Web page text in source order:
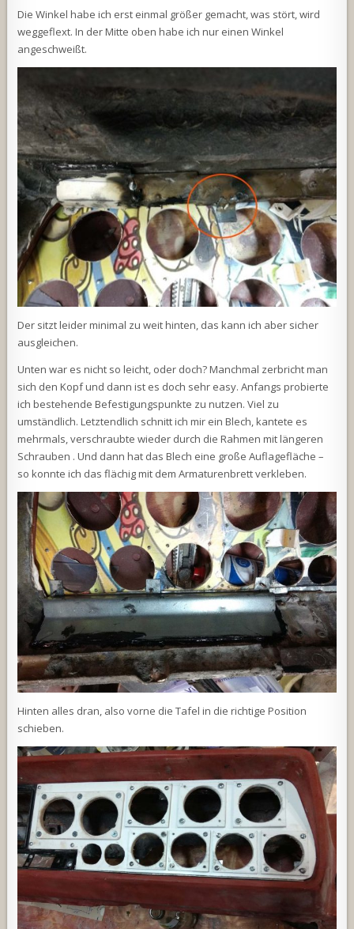
Die Winkel habe ich erst einmal größer gemacht, was stört, wird
weggeflext. In der Mitte oben habe ich nur einen Winkel
angeschweißt.
Der sitzt leider minimal zu weit hinten, das kann ich aber sicher
ausgleichen.
Unten war es nicht so leicht, oder doch? Manchmal zerbricht man
sich den Kopf und dann ist es doch sehr easy. Anfangs probierte
ich bestehende Befestigungspunkte zu nutzen. Viel zu
umständlich. Letztendlich schnitt ich mir ein Blech, kantete es
mehrmals, verschraubte wieder durch die Rahmen mit längeren
Schrauben . Und dann hat das Blech eine große Auflagefläche –
so konnte ich das flächig mit dem Armaturenbrett verkleben.
Hinten alles dran, also vorne die Tafel in die richtige Position
schieben.